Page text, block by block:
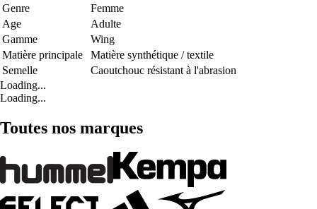
Genre
Femme
Age
Adulte
Gamme
Wing
Matière principale
Matière synthétique / textile
Semelle
Caoutchouc résistant à l'abrasion
Loading...
Loading...
Toutes nos marques